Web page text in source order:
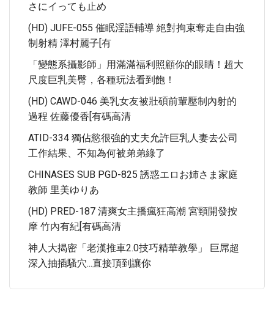
さにイっても止め
(HD) JUFE-055 催眠淫語輔導 絕對拘束奪走自由強
制射精 澤村麗子[有
「變態系攝影師」用滿滿福利照顧你的眼睛！超大
尺度巨乳美臀，各種玩法看到飽！
(HD) CAWD-046 美乳女友被壯碩前輩壓制內射的
過程 佐藤優香[有碼高清
ATID-334 獨佔慾很強的丈夫允許巨乳人妻去公司
工作結果、不知為何被弟弟綠了
CHINASES SUB PGD-825 誘惑エロお姉さま家庭
教師 里美ゆりあ
(HD) PRED-187 清爽女主播瘋狂高潮 宮頸開發按
摩 竹內有紀[有碼高清
神人大揭密「老漢推車2.0技巧精華教學」 巨屌超
深入抽插騷穴...直接頂到讓你